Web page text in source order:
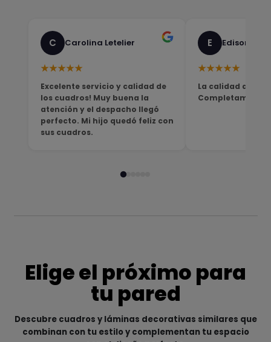
C Carolina Letelier
★★★★★
Excelente servicio y calidad de
los cuadros! Muy buena la
atención y el despacho llegó
perfecto. Mi hijo quedó feliz con
sus cuadros.
E Edison
★★★★★
La calidad del
Completamente
Elige el próximo para
tu pared
Descubre cuadros y láminas decorativas similares que
combinan con tu estilo y complementan tu espacio